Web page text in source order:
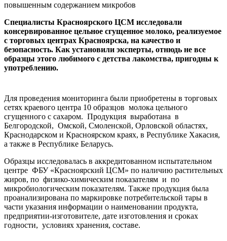
Специалисты Красноярского ЦСМ исследовали
консервированное цельное сгущенное молоко, реализуемое
с торговых центрах Красноярска, на качество и
безопасность. Как установили эксперты, отнюдь не все
образцы этого любимого с детства лакомства, пригодны к
употреблению.
Для проведения мониторинга были приобретены в торговых
сетях краевого центра 10 образцов молока цельного
сгущенного с сахаром. Продукция выработана в
Белгородской, Омской, Смоленской, Орловской областях,
Краснодарском и Красноярском краях, в Республике Хакасия,
а также в Республике Беларусь.
Образцы исследовалась в аккредитованном испытательном
центре ФБУ «Красноярский ЦСМ» по наличию растительных
жиров, по физико-химическим показателям и по
микробиологическим показателям. Также продукция была
проанализирована по маркировке потребительской тары в
части указания информации о наименовании продукта,
предприятии-изготовителе, дате изготовления и сроках
годности, условиях хранения, составе.